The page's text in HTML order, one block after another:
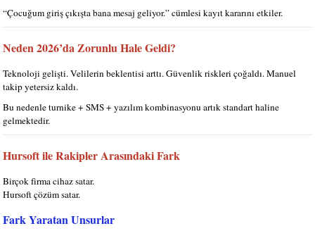
“Çocuğum giriş çıkışta bana mesaj geliyor.” cümlesi kayıt kararını etkiler.
Neden 2026’da Zorunlu Hale Geldi?
Teknoloji gelişti. Velilerin beklentisi arttı. Güvenlik riskleri çoğaldı. Manuel
takip yetersiz kaldı.
Bu nedenle turnike + SMS + yazılım kombinasyonu artık standart haline
gelmektedir.
Hursoft ile Rakipler Arasındaki Fark
Birçok firma cihaz satar.
Hursoftçözüm satar.
Fark Yaratan Unsurlar